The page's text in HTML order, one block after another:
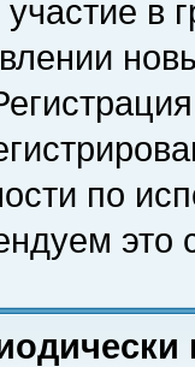
в
по
это